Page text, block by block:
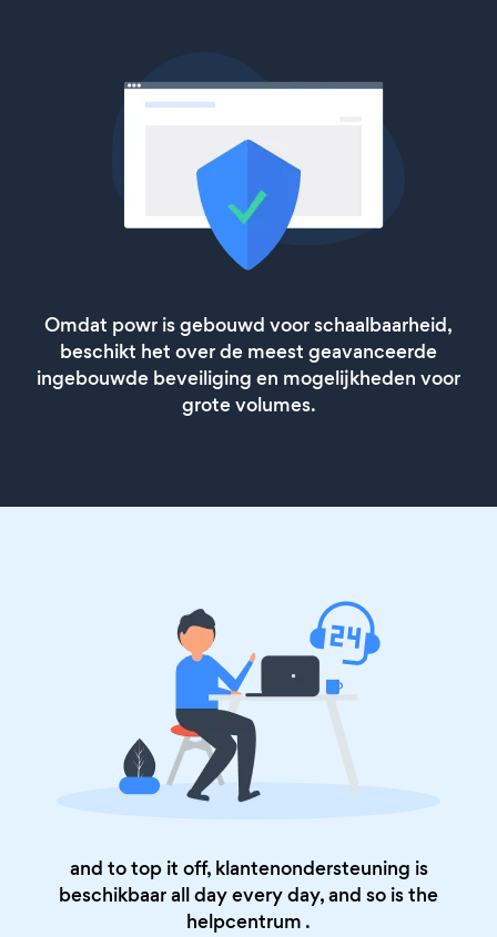
Omdat powr is gebouwd voor schaalbaarheid,
beschikt het over de meest geavanceerde
ingebouwde beveiliging en mogelijkheden voor
grote volumes.
and to top it off, klantenondersteuning is
beschikbaar all day every day, and so is the
helpcentrum .